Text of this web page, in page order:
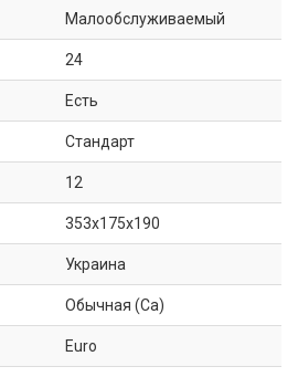
Малообслуживаемый
24
Есть
Стандарт
12
353x175x190
Украина
Обычная (Ca)
Euro